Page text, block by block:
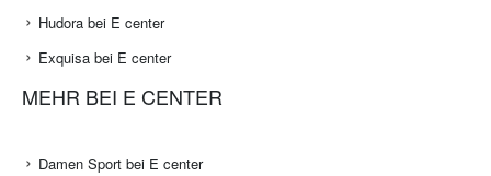
Hudora bei E center
Exquisa bei E center
MEHR BEI E CENTER
Damen Sport bei E center